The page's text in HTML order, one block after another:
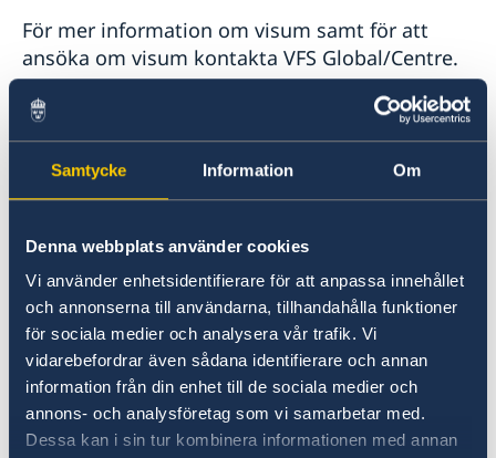
Samtycke Information Om
Denna webbplats använder cookies
Vi använder enhetsidentifierare för att anpassa innehållet
och annonserna till användarna, tillhandahålla funktioner
för sociala medier och analysera vår trafik. Vi
vidarebefordrar även sådana identifierare och annan
information från din enhet till de sociala medier och
annons- och analysföretag som vi samarbetar med.
Dessa kan i sin tur kombinera informationen med annan
För mer information om visum samt för att
ansöka om visum kontakta VFS Global/Centre.
Adress:
Centre de demande de visa
l´Immeuble Omrane, Rez-de-chaussé, Bloc B
Rue de Lac Léman, Les Berges du Lac, Tunis
1053.
Hemsida:www.vfsglobal.com/finland/tunisia
Email:info.fitn@vfshelpline.com